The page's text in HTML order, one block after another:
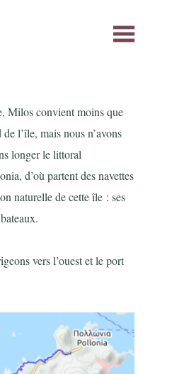
Milos convient moins que
l’île, mais nous n’avons
longer le littoral
d’où partent des navettes
naturelle de cette île : ses
vers l’ouest et le port